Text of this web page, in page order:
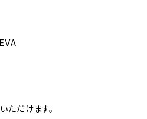
ただけます。